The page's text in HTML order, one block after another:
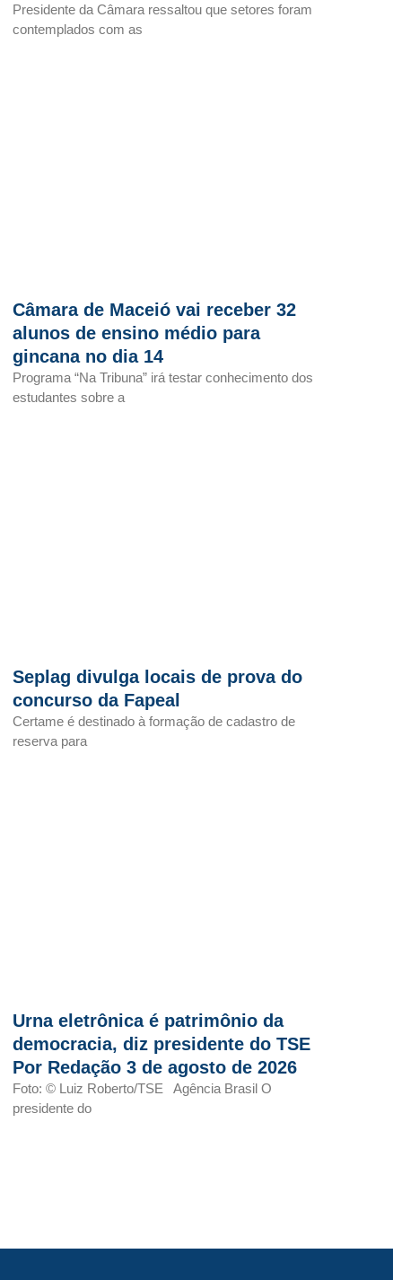
Presidente da Câmara ressaltou que setores foram
contemplados com as
Câmara de Maceió vai receber 32
alunos de ensino médio para
gincana no dia 14
Programa “Na Tribuna” irá testar conhecimento dos
estudantes sobre a
Seplag divulga locais de prova do
concurso da Fapeal
Certame é destinado à formação de cadastro de
reserva para
Urna eletrônica é patrimônio da
democracia, diz presidente do TSE
Por Redação 3 de agosto de 2026
Foto: © Luiz Roberto/TSE Agência Brasil O
presidente do